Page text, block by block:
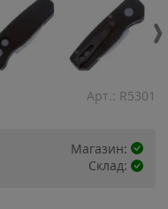
Арт.: R5301
Магазин:
Склад: